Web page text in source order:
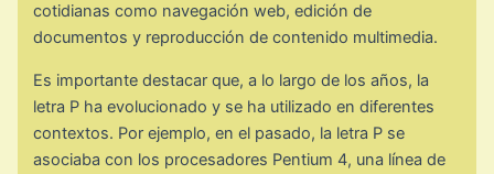
cotidianas como navegación web, edición de
documentos y reproducción de contenido multimedia.
Es importante destacar que, a lo largo de los años, la
letra P ha evolucionado y se ha utilizado en diferentes
contextos. Por ejemplo, en el pasado, la letra P se
asociaba con los procesadores Pentium 4, una línea de